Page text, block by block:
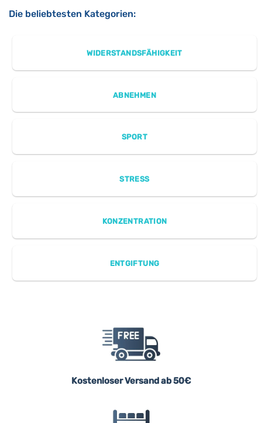
Die beliebtesten Kategorien:
WIDERSTANDSFÄHIGKEIT
ABNEHMEN
SPORT
STRESS
KONZENTRATION
ENTGIFTUNG
Kostenloser Versand ab 50€